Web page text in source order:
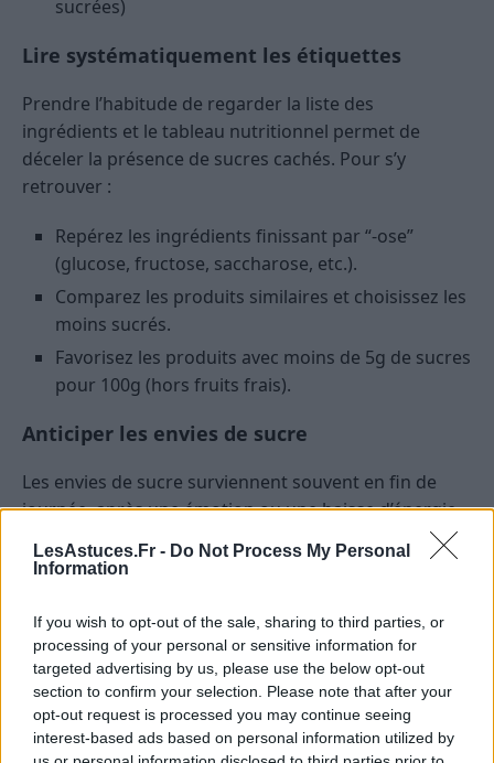
LesAstuces.Fr - Do Not Process My Personal
Information
If you wish to opt-out of the sale, sharing to third parties, or
processing of your personal or sensitive information for
targeted advertising by us, please use the below opt-out
section to confirm your selection. Please note that after your
opt-out request is processed you may continue seeing
interest-based ads based on personal information utilized by
sucrées)
Lire systématiquement les étiquettes
Prendre l’habitude de regarder la liste des
ingrédients et le tableau nutritionnel permet de
déceler la présence de sucres cachés. Pour s’y
retrouver :
Repérez les ingrédients finissant par “-ose”
(glucose, fructose, saccharose, etc.).
Comparez les produits similaires et choisissez les
moins sucrés.
Favorisez les produits avec moins de 5g de sucres
pour 100g (hors fruits frais).
Anticiper les envies de sucre
Les envies de sucre surviennent souvent en fin de
journée, après une émotion ou une baisse d’énergie.
Pour ne pas craquer sur des produits transformés :
oléagineux (amandes, noisettes), carrés de
chocolat noir, energy balls maison (mélange de
fruits secs et oléagineux, sans sucre ajouté).
Buvez un grand verre d’eau, occupez-vous l’esprit,
sortez marcher quelques minutes.